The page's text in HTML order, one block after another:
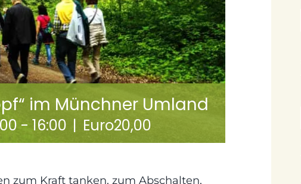
im Münchner Umland
- 16:00 | Euro20,00
zum Kraft tanken, zum Abschalten,